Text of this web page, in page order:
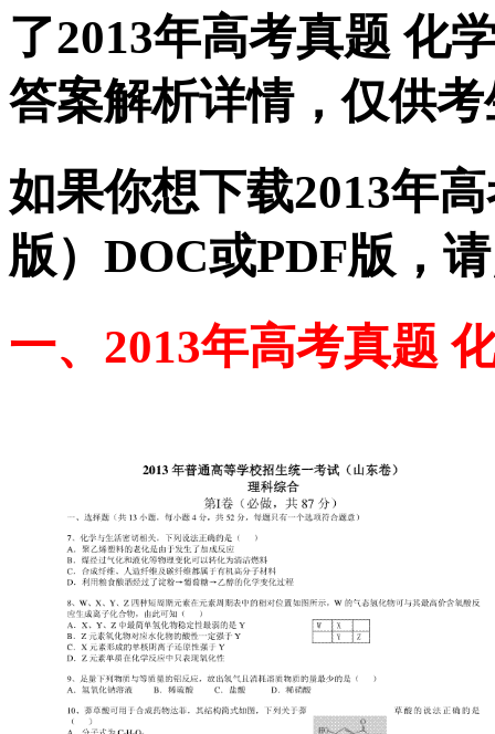
了2013年高考真题 化
答案解析详情，仅供
如果你想下载2013年
版）DOC或PDF版，
一、2013年高考真题